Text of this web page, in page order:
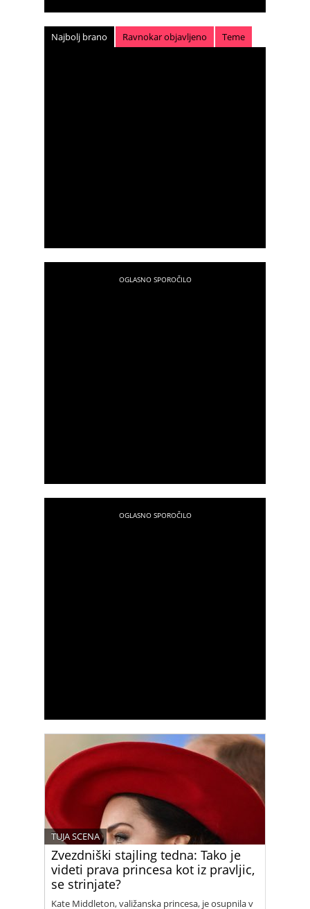
Najbolj brano Ravnokar objavljeno Teme
Zvezdniški stajling tedna: Tako je
videti prava princesa kot iz pravljic,
se strinjate?
TUJA SCENA
Kate Middleton, valižanska princesa, je osupnila v